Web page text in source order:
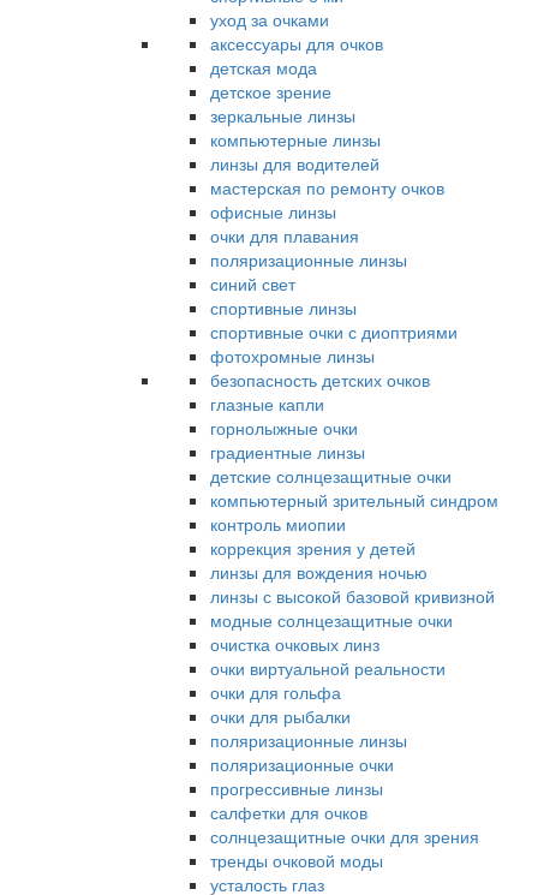
уход за очками
аксессуары для очков
детская мода
детское зрение
зеркальные линзы
компьютерные линзы
линзы для водителей
мастерская по ремонту очков
офисные линзы
очки для плавания
поляризационные линзы
синий свет
спортивные линзы
спортивные очки с диоптриями
фотохромные линзы
безопасность детских очков
глазные капли
горнолыжные очки
градиентные линзы
детские солнцезащитные очки
компьютерный зрительный синдром
контроль миопии
коррекция зрения у детей
линзы для вождения ночью
линзы с высокой базовой кривизной
модные солнцезащитные очки
очистка очковых линз
очки виртуальной реальности
очки для гольфа
очки для рыбалки
поляризационные линзы
поляризационные очки
прогрессивные линзы
салфетки для очков
солнцезащитные очки для зрения
тренды очковой моды
усталость глаз